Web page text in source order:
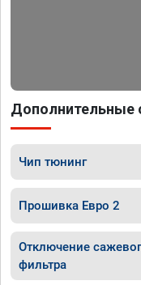
Дополнительные
Чип тюнинг
Прошивка Евро 2
Отключение
фильтра